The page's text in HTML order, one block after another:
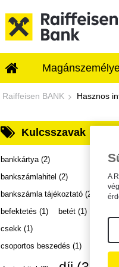
Dokumentumtár
Raiffeisen BANK Hasznos
Kulcsszavak
bankkártya (2)
bankszámlahitel (2)
bankszámla tájékoztató (2)
befektetés (1) betét (1)
csekk (1)
csoportos beszedés (1)
A